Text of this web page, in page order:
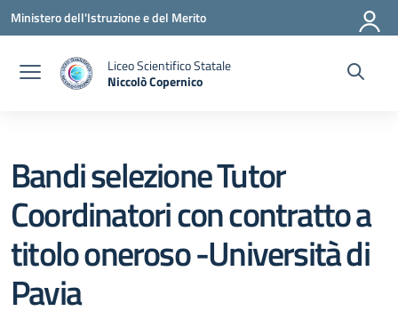
Vai ai contenuti
Vai al menu di navigazione
Vai al footer
Ministero dell'Istruzione e del Merito
Liceo Scientifico Statale
Niccolò Copernico
Bandi selezione Tutor
Coordinatori con contratto a
titolo oneroso -Università di
Pavia